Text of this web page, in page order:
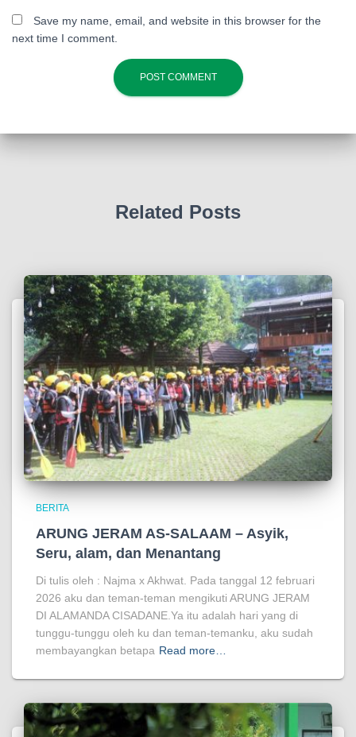
Save my name, email, and website in this browser for the
next time I comment.
Related Posts
BERITA
ARUNG JERAM AS-SALAAM – Asyik,
Seru, alam, dan Menantang
Di tulis oleh : Najma x Akhwat. Pada tanggal 12 februari
2026 aku dan teman-teman mengikuti ARUNG JERAM
DI ALAMANDA CISADANE.Ya itu adalah hari yang di
tunggu-tunggu oleh ku dan teman-temanku, aku sudah
membayangkan betapa Read more…